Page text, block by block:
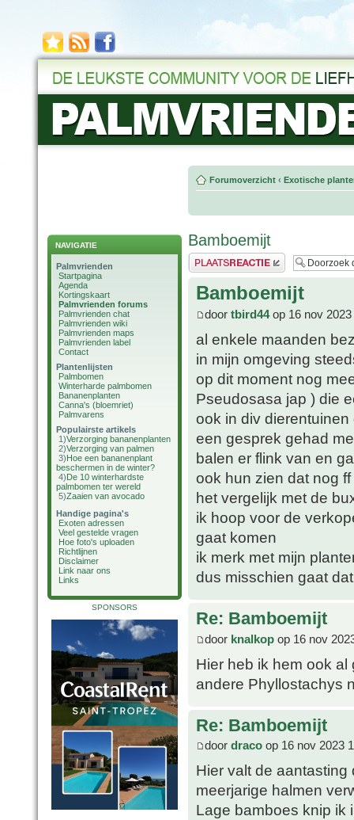
NAVIGATIE
Palmvrienden
Startpagina
Agenda
Kortingskaart
Palmvrienden forums
Palmvrienden chat
Palmvrienden wiki
Palmvrienden maps
Palmvrienden label
Contact
Plantenlijsten
Palmbomen
Winterharde palmbomen
Bananenplanten
Canna's (bloemriet)
Palmvarens
Populairste artikels
1)Verzorging bananenplanten
2)Verzorging van palmen
3)Hoe een bananenplant
beschermen in de winter?
4)De 10 winterhardste
palmbomen ter wereld
5)Zaaien van avocado
Handige pagina's
Exoten adressen
Veel gestelde vragen
Hoe foto's uploaden
Richtlijnen
Disclaimer
Link naar ons
Links
SPONSORS
Forumoverzicht ‹ Exotische
Bamboemijt
Plaats een reactie
Bamboemijt
door tbird44op 16 nov 2023
al enkele maanden
in mijn omgeving
op dit moment nog
Pseudosasa jap ) die
ook in div
een gesprek gehad
balen er flink van en
ook hun zien dat nog
het vergelijk met de
ik hoop voor de
gaat komen
ik merk met mijn
dus misschien gaat
Re: Bamboemijt
door knalkop op 16 nov
Hier heb ik hem ook
andere Phyllostachys
Re: Bamboemijt
door draco op 16 nov 2023
Hier valt de aantasting
meerjarige halmen
Lage bamboes knip ik